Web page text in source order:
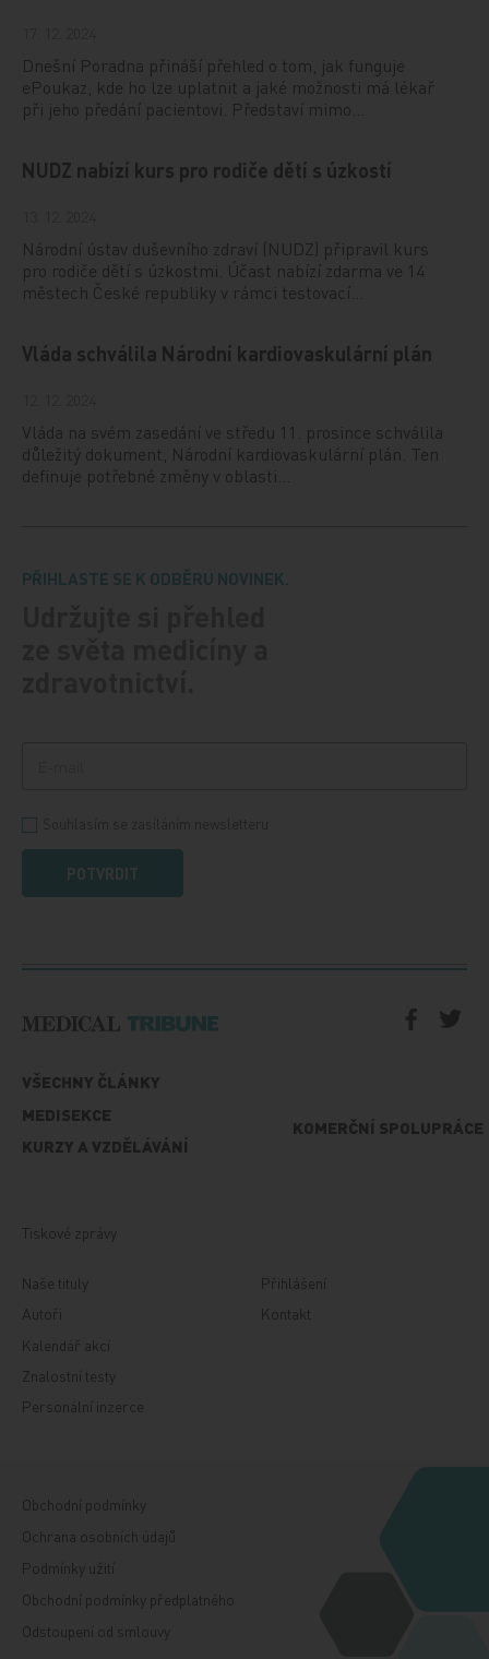
Dnešní Poradna přináší přehled o tom, jak funguje
ePoukaz, kde ho lze uplatnit a jaké možnosti má lékař
při jeho předání pacientovi. Představí mimo…
NUDZ nabízí kurs pro rodiče dětí s úzkostí
Národní ústav duševního zdraví (NUDZ) připravil kurs
pro rodiče dětí s úzkostmi. Účast nabízí zdarma ve 14
městech České republiky v rámci testovací…
Vláda schválila Národní kardiovaskulární plán
Vláda na svém zasedání ve středu 11. prosince schválila
důležitý dokument, Národní kardiovaskulární plán. Ten
definuje potřebné změny v oblasti…
PŘIHLASTE SE K ODBĚRU NOVINEK.
POTVRDIT
VŠECHNY ČLÁNKY
MEDISEKCE
KURZY A VZDĚLÁVÁNÍ
KOMERČNÍ SPOLUPRÁCE
Tiskové zprávy
Naše tituly
Autoři
Kalendář akcí
Znalostní testy
Personální inzerce
Přihlášení
Kontakt
Obchodní podmínky
Ochrana osobních údajů
Podmínky užití
Obchodní podmínky předplatného
Odstoupení od smlouvy